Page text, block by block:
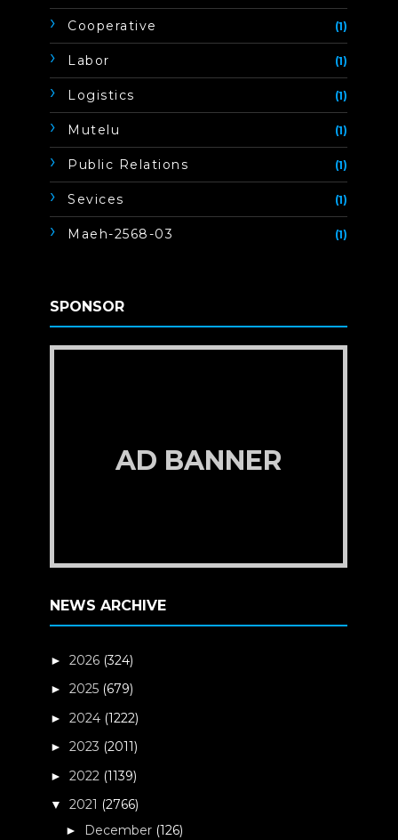
Cooperative (1)
Labor (1)
Logistics (1)
Mutelu (1)
Public Relations (1)
Sevices (1)
Maeh-2568-03 (1)
SPONSOR
AD BANNER
NEWS ARCHIVE
►2026 (324)
►2025 (679)
►2024 (1222)
►2023 (2011)
►2022 (1139)
▼2021 (2766)
► December (126)